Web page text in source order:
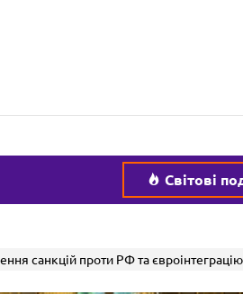
Світові
санкцій проти РФ та